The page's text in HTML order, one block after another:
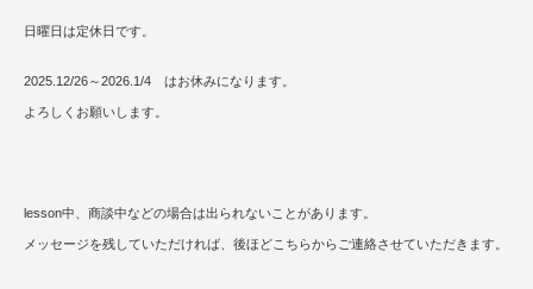
日曜日は定休日です。
2025.12/26～2026.1/4 はお休みになります。
よろしくお願いします。
lesson中、商談中などの場合は出られないことがあります。
メッセージを残していただければ、後ほどこちらからご連絡させていただきます。